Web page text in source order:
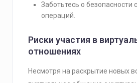
Заботьтесь о безопасности
операций.
Риски участия в
отношениях
Несмотря на раскрытие новых